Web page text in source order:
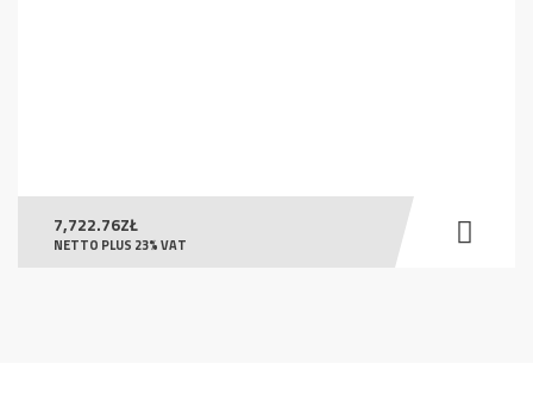
7,722.76ZŁ
NETTO PLUS 23% VAT